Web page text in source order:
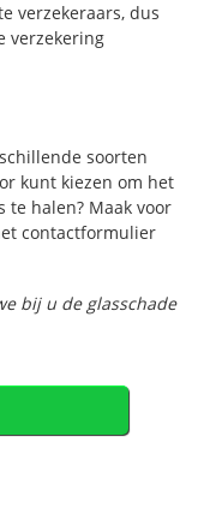
verzekeraars, dus
verzekering
soorten
kunt kiezen om het
halen? Maak voor
contactformulier
bij u de glasschade